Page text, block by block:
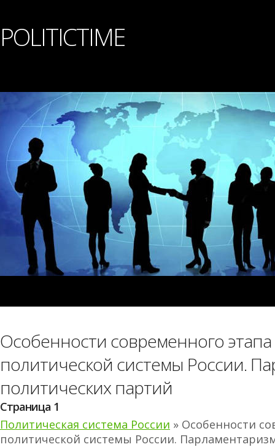
POLITICTIME
Особенности современного
политической системы России.
политических партий
Страница 1
Политическая система России » Особенности
политической системы России.